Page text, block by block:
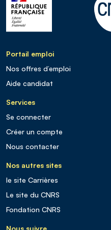
Portail emploi
Nos offres d’emploi
Aide candidat
Services
Se connecter
Créer un compte
Nous contacter
Nos autres sites
le site Carrières
Le site du CNRS
Fondation CNRS
Nous suivre